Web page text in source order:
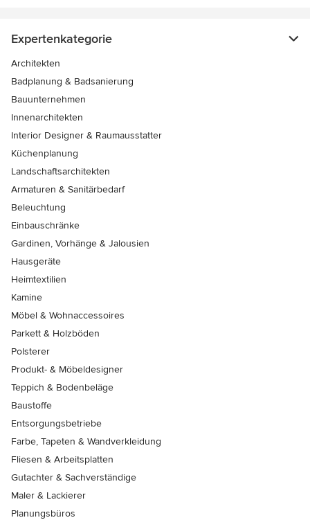
Expertenkategorie
Architekten
Badplanung & Badsanierung
Bauunternehmen
Innenarchitekten
Interior Designer & Raumausstatter
Küchenplanung
Landschaftsarchitekten
Armaturen & Sanitärbedarf
Beleuchtung
Einbauschränke
Gardinen, Vorhänge & Jalousien
Hausgeräte
Heimtextilien
Kamine
Möbel & Wohnaccessoires
Parkett & Holzböden
Polsterer
Produkt- & Möbeldesigner
Teppich & Bodenbeläge
Baustoffe
Entsorgungsbetriebe
Farbe, Tapeten & Wandverkleidung
Fliesen & Arbeitsplatten
Gutachter & Sachverständige
Maler & Lackierer
Planungsbüros